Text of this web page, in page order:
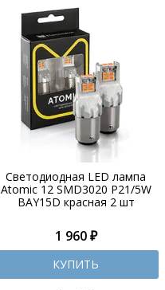
Светодиодная LED лампа
Atomic 12 SMD3020 P21/5W
BAY15D красная 2 шт
1 960 ₽
КУПИТЬ